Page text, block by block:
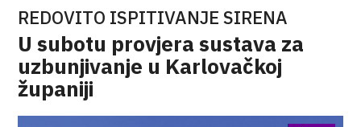
REDOVITO ISPITIVANJE SIRENA
U subotu provjera sustava za
uzbunjivanje u Karlovačkoj
županiji